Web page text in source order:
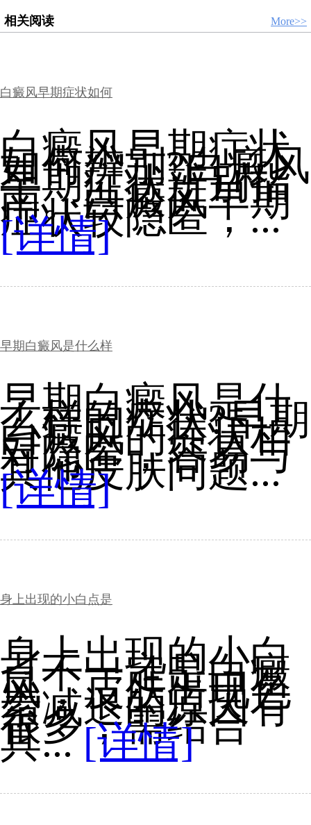
相关阅读 More>>
白癜风早期症状如何
白癜风早期症状
如何辨别?白癜风
早期症状辨别指
南。白癜风早期
症状较隐匿，...
[详情]
早期白癜风是什么样
早期白癜风是什
么样的症状?早期
白癜风的症状相
对隐匿，容易与
其他皮肤问题...
[详情]
身上出现的小白点是
身上出现的小白
点不一定是白癜
风，皮肤出现色
素减退的原因有
很多，需结合
具...[详情]